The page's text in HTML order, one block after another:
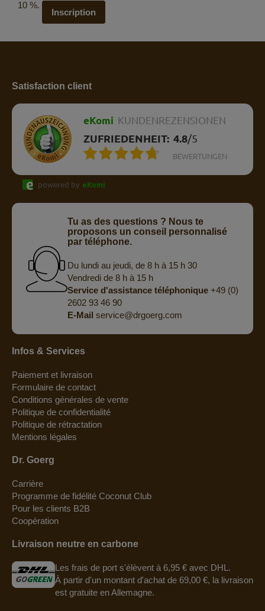
10 %.
Inscription
Satisfaction client
eKomi KUNDENREZENSIONEN
ZUFRIEDENHEIT: 4.8/5
BEWERTUNGEN
powered by eKomi
Tu as des questions ? Nous te
proposons un conseil personnalisé
par téléphone.
Du lundi au jeudi, de 8 h à 15 h 30
Vendredi de 8 h à 15 h
Service d'assistance téléphonique+49 (0)
2602 93 46 90
E-Mail service@drgoerg.com
Infos & Services
Paiement et livraison
Formulaire de contact
Conditions générales de vente
Politique de confidentialité
Politique de rétractation
Mentions légales
Dr. Goerg
Carrière
Programme de fidélité Coconut Club
Pour les clients B2B
Coopération
Livraison neutre en carbone
Les frais de port s'élèvent à 6,95 € avec DHL.
À partir d'un montant d'achat de 69,00 €, la livraison
est gratuite en Allemagne.